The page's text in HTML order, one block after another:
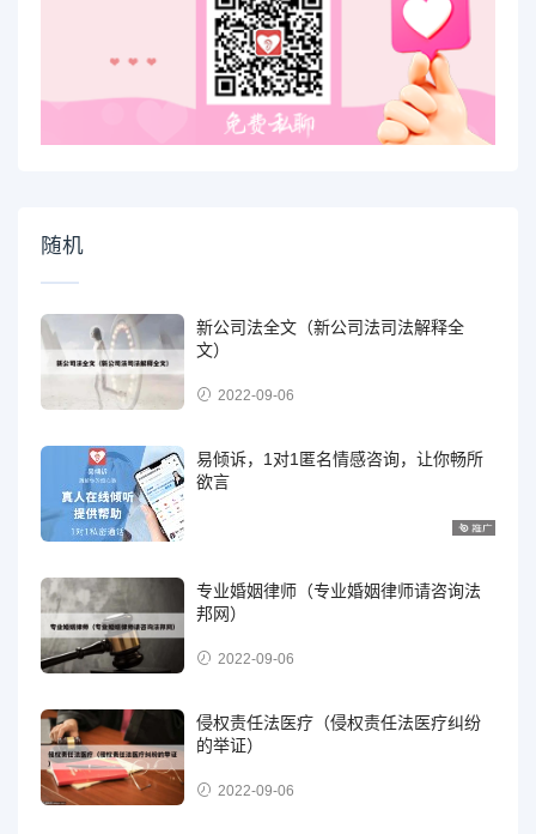
随机
新公司法全文（新公司法司法解释全
文）
2022-09-06
易倾诉，1对1匿名情感咨询，让你畅所
欲言
专业婚姻律师（专业婚姻律师请咨询法
邦网）
2022-09-06
侵权责任法医疗（侵权责任法医疗纠纷
的举证）
2022-09-06